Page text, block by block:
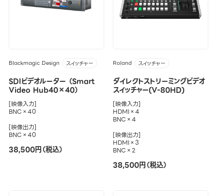
Blackmagic Design スイッチャー
SDIビデオルーター （Smart
Video Hub40×40）
[映像入力]
BNC×40
[映像出力]
BNC×40
38,500円（税込）
Roland スイッチャー
ダイレクトストリーミングビデオ
スイッチャー(V-80HD)
[映像入力]
HDMI×4
BNC×4
[映像出力]
HDMI×3
BNC×2
38,500円（税込）